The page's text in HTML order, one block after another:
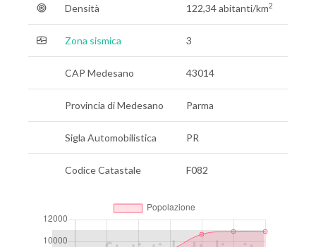
Densità 122,34 abitanti/km2
Zona sismica 3
CAP Medesano 43014
Provincia di Medesano Parma
Sigla Automobilistica PR
Codice Catastale F082